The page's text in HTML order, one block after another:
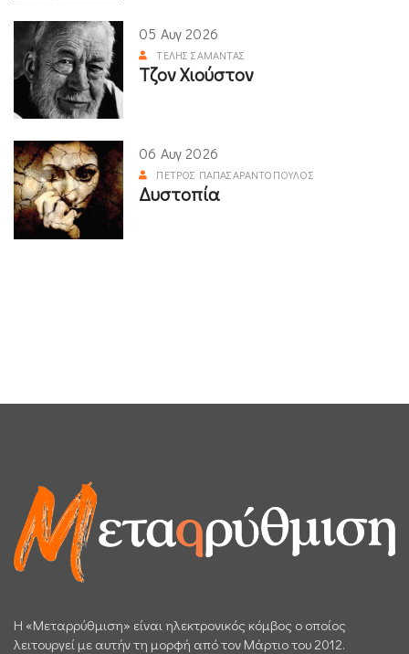
05 Αυγ 2026
ΤΈΛΗΣ ΣΑΜΑΝΤΆΣ
Τζον Χιούστον
06 Αυγ 2026
ΠΈΤΡΟΣ ΠΑΠΑΣΑΡΑΝΤΌΠΟΥΛΟΣ
Δυστοπία
H «Μεταρρύθμιση» είναι ηλεκτρονικός κόμβος ο οποίος
λειτουργεί με αυτήν τη μορφή από τον Μάρτιο του 2012.